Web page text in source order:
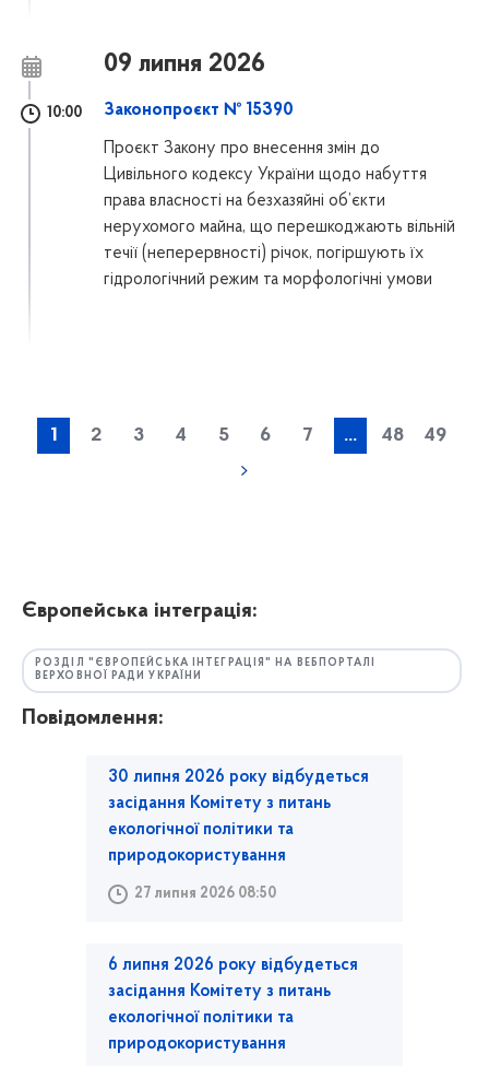
09 липня 2026
10:00 Законопроєкт № 15390
Проєкт Закону про внесення змін до
Цивільного кодексу України щодо набуття
права власності на безхазяйні об’єкти
нерухомого майна, що перешкоджають вільній
течії (неперервності) річок, погіршують їх
гідрологічний режим та морфологічні умови
1 2 3 4 5 6 7 ... 48 49
Європейська інтеграція:
РОЗДІЛ "ЄВРОПЕЙСЬКА ІНТЕГРАЦІЯ" НА ВЕБПОРТАЛІ
ВЕРХОВНОЇ РАДИ УКРАЇНИ
Повідомлення:
30 липня 2026 року відбудеться
засідання Комітету з питань
екологічної політики та
природокористування
27 липня 2026 08:50
6 липня 2026 року відбудеться
засідання Комітету з питань
екологічної політики та
природокористування